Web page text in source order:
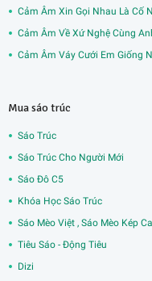
Cảm Âm Xin Gọi Nhau Là Cố
Cảm Âm Về Xứ Nghệ Cùng
Cảm Âm Váy Cưới Em Giống
Mua sáo trúc
Sáo Trúc
Sáo Trúc Cho Người Mới
Sáo Đô C5
Khóa Học Sáo Trúc
Sáo Mèo Việt , Sáo Mèo Kép
Tiêu Sáo - Động Tiêu
Dizi